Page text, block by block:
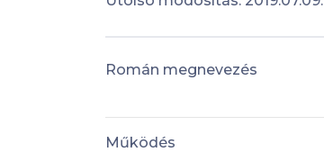
Román megnevezés
Működés